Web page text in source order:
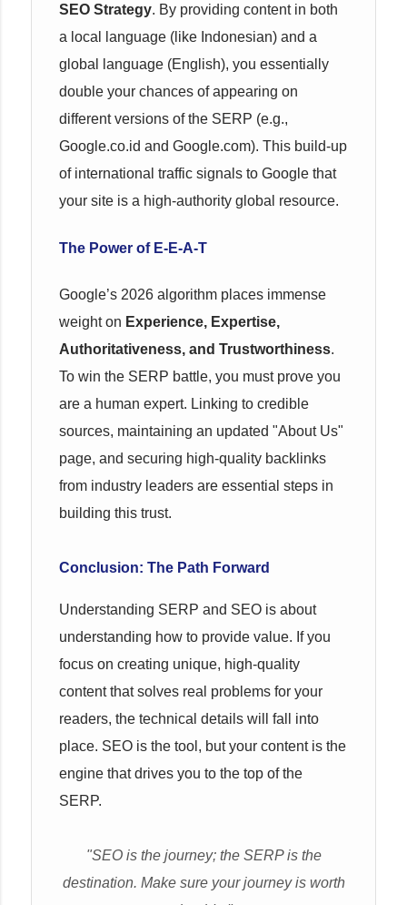
SEO Strategy. By providing content in both
a local language (like Indonesian) and a
global language (English), you essentially
double your chances of appearing on
different versions of the SERP (e.g.,
Google.co.id and Google.com). This build-up
of international traffic signals to Google that
your site is a high-authority global resource.
The Power of E-E-A-T
Google’s 2026 algorithm places immense
weight on Experience, Expertise,
Authoritativeness, and Trustworthiness.
To win the SERP battle, you must prove you
are a human expert. Linking to credible
sources, maintaining an updated "About Us"
page, and securing high-quality backlinks
from industry leaders are essential steps in
building this trust.
Conclusion: The Path Forward
Understanding SERP and SEO is about
understanding how to provide value. If you
focus on creating unique, high-quality
content that solves real problems for your
readers, the technical details will fall into
place. SEO is the tool, but your content is the
engine that drives you to the top of the
SERP.
"SEO is the journey; the SERP is the
destination. Make sure your journey is worth